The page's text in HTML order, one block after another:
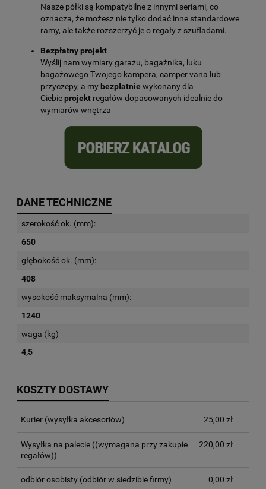
Nasze półki są kompatybilne z innymi seriami, co
oznacza, że możesz nie tylko dodać inne standardowe
ramy, ale także rozszerzyć je o regały z szufladami.
Bezpłatny projekt
Wyślij nam wymiary garażu, bagażnika, luku
bagażowego Twojego kampera, camper vana lub
przyczepy, a my bezpłatnie wykonany dla
Ciebieprojekt regałów dopasowanych idealnie do
wymiarów wnętrza
DANE TECHNICZNE
szerokość ok. (mm):
650
głębokość ok. (mm):
408
wysokość maksymalna (mm):
1240
waga (kg)
4,5
KOSZTY DOSTAWY
Kurier (wysyłka akcesoriów) 25,00 zł
Wysyłka na palecie ((wymagana przy zakupie
regałów))
220,00 zł
odbiór osobisty (odbiór w siedzibie firmy) 0,00 zł